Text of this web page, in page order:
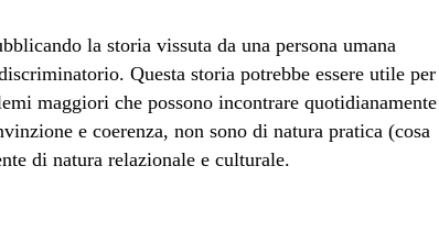
la storia vissuta da una persona umana
Questa storia potrebbe essere utile per
maggiori che possono incontrare quotidianamente
e coerenza, non sono di natura pratica (cosa
di natura relazionale e culturale.